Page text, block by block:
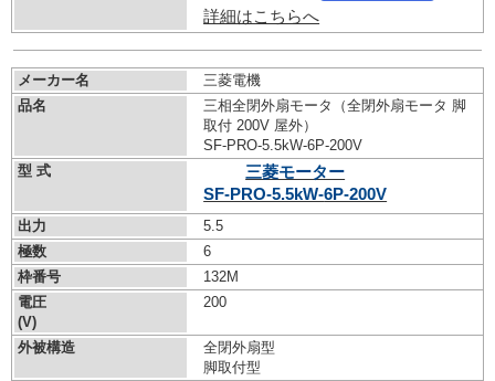
詳細はこちらへ
メーカー名
三菱電機
品名
三相全閉外扇モータ（全閉外扇モータ 脚
取付 200V 屋外）
SF-PRO-5.5kW-6P-200V
型 式
三菱モーター
SF-PRO-5.5kW-6P-200V
出力
5.5
極数
6
枠番号
132M
電圧
(V)
200
外被構造
全閉外扇型
脚取付型